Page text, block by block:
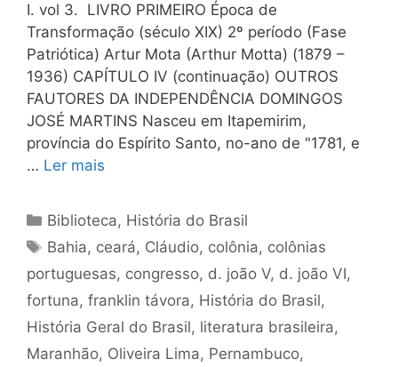
I. vol 3. LIVRO PRIMEIRO Época de
Transformação (século XIX) 2º período (Fase
Patriótica) Artur Mota (Arthur Motta) (1879 –
1936) CAPÍTULO IV (continuação) OUTROS
FAUTORES DA INDEPENDÊNCIA DOMINGOS
JOSÉ MARTINS Nasceu em Itapemirim,
província do Espírito Santo, no-ano de "1781, e
… Ler mais
Categorias
Biblioteca, História do Brasil
Tags
Bahia, ceará, Cláudio, colônia, colônias
portuguesas, congresso, d. joão V, d. joão VI,
fortuna, franklin távora, História do Brasil,
História Geral do Brasil, literatura brasileira,
Maranhão, Oliveira Lima, Pernambuco,